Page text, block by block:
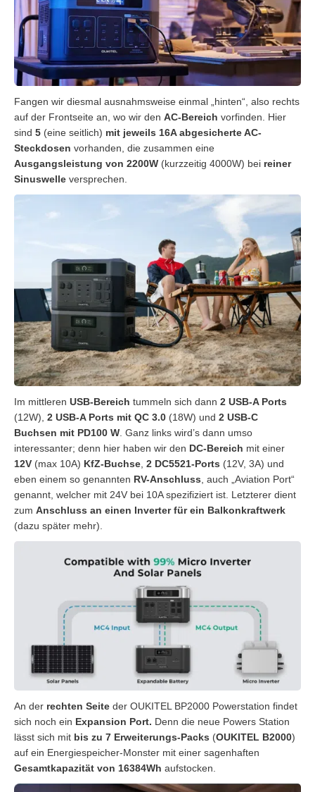
Fangen wir diesmal ausnahmsweise einmal „hinten“, also rechts
auf der Frontseite an, wo wir den AC-Bereich vorfinden. Hier
sind 5 (eine seitlich) mit jeweils 16A abgesicherte AC-
Steckdosen vorhanden, die zusammen eine
Ausgangsleistung von 2200W (kurzzeitig 4000W) bei reiner
Sinuswelle versprechen.
Im mittleren USB-Bereich tummeln sich dann 2 USB-A Ports
(12W), 2 USB-A Ports mit QC 3.0 (18W) und 2 USB-C
Buchsen mit PD100 W. Ganz links wird’s dann umso
interessanter; denn hier haben wir den DC-Bereich mit einer
12V (max 10A) KfZ-Buchse, 2 DC5521-Ports (12V, 3A) und
eben einem so genannten RV-Anschluss, auch „Aviation Port“
genannt, welcher mit 24V bei 10A spezifiziert ist. Letzterer dient
zum Anschluss an einen Inverter für ein Balkonkraftwerk
(dazu später mehr).
An der rechten Seite der OUKITEL BP2000 Powerstation findet
sich noch ein Expansion Port. Denn die neue Powers Station
lässt sich mit bis zu 7 Erweiterungs-Packs (OUKITEL B2000)
auf ein Energiespeicher-Monster mit einer sagenhaften
Gesamtkapazität von 16384Wh aufstocken.